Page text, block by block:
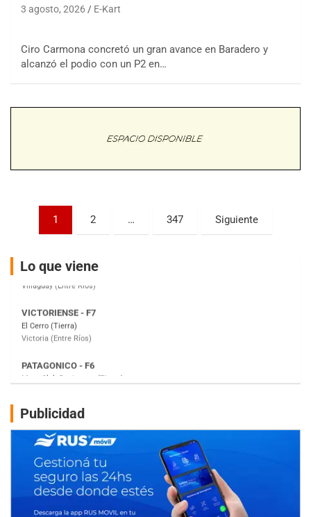
3 agosto, 2026 E-Kart
Ciro Carmona concretó un gran avance en Baradero y
alcanzó el podio con un P2 en…
Paginación
entradas
1 2 … 347 Siguiente
Lo que viene
COBERTURA ESPECIAL DE E-KART.COM.AR
08/09-AGO
Parque de la Velocidad (Asfalto)
Villaguay (Entre Ríos)
El Cerro (Tierra)
Victoria (Entre Ríos)
Moto Club Reginense (Tierra)
Gral. E. Godoy (Río Negro)
Juventud Unida (Tierra)
Humboldt (Santa Fe)
Ciudad de Avellaneda (Asfalto)
Avellaneda (Santa Fe)
SUR SANTAFESINO - F4
José Samuel Sánchez (Tierra)
Rufino (Santa Fe)
TUCUMANO - F5
Publicidad